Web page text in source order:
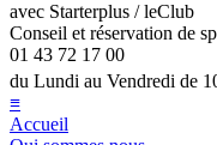
avec Starterplus / leClub
Conseil et réservation de
01 43 72 17 00
du Lundi au Vendredi de
≡
Accueil